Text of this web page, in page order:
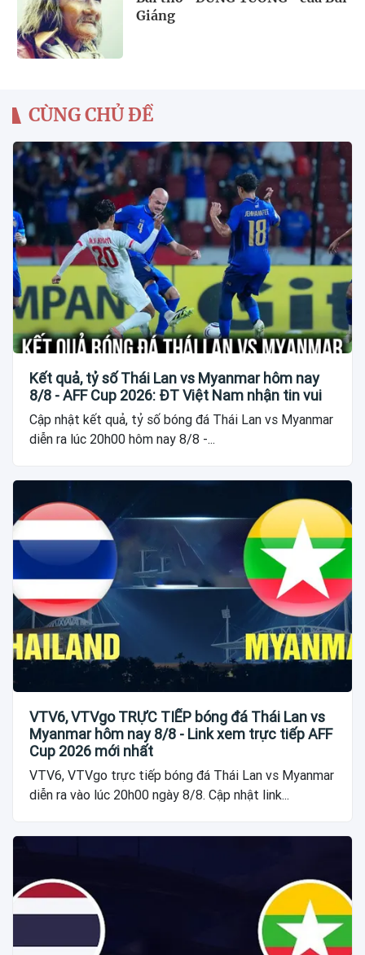
Giáng
CÙNG CHỦ ĐỀ
Kết quả, tỷ số Thái Lan vs Myanmar hôm nay
8/8 - AFF Cup 2026: ĐT Việt Nam nhận tin vui
Cập nhật kết quả, tỷ số bóng đá Thái Lan vs Myanmar
diễn ra lúc 20h00 hôm nay 8/8 -...
VTV6, VTVgo TRỰC TIẾP bóng đá Thái Lan vs
Myanmar hôm nay 8/8 - Link xem trực tiếp AFF
Cup 2026 mới nhất
VTV6, VTVgo trực tiếp bóng đá Thái Lan vs Myanmar
diễn ra vào lúc 20h00 ngày 8/8. Cập nhật link...